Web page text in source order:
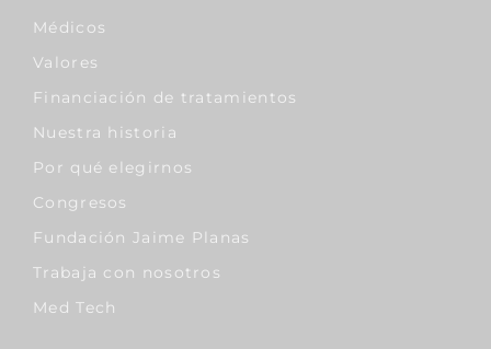
Médicos
Valores
Financiación de tratamientos
Nuestra historia
Por qué elegirnos
Congresos
Fundación Jaime Planas
Trabaja con nosotros
Med Tech